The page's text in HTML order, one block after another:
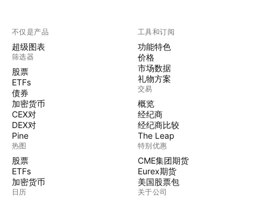
不仅是产品
超级图表
筛选器
股票
ETFs
债券
加密货币
CEX对
DEX对
Pine
热图
股票
ETFs
加密货币
日历
工具和订阅
功能特色
价格
市场数据
礼物方案
交易
概览
经纪商
经纪商比较
The Leap
特别优惠
CME集团期货
Eurex期货
美国股票包
关于公司